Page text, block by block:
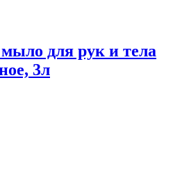
для рук и тела
3л